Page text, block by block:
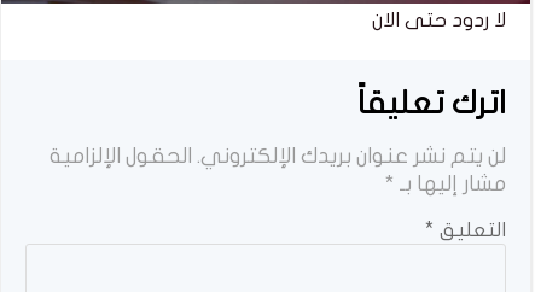
لا ردود حتى الان
اترك تعليقاً
لن يتم نشر عنوان بريدك الإلكتروني. الحقول الإلزامية
مشار إليها بـ *
التعليق *